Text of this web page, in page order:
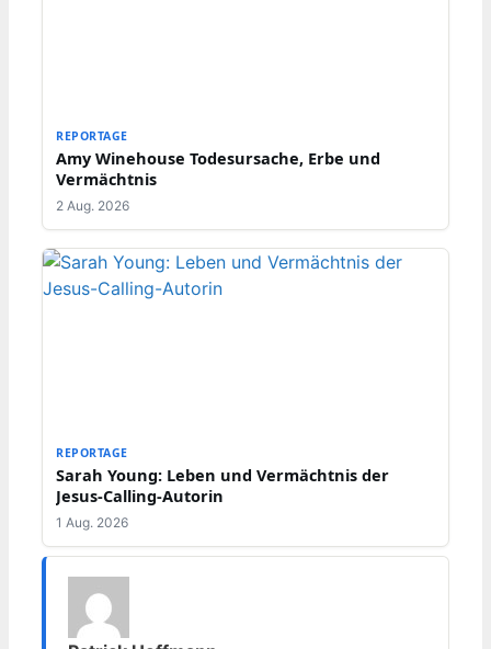
REPORTAGE
Amy Winehouse Todesursache, Erbe und
Vermächtnis
2 Aug. 2026
REPORTAGE
Sarah Young: Leben und Vermächtnis der
Jesus-Calling-Autorin
1 Aug. 2026